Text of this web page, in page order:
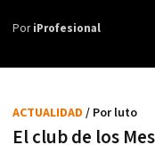
PoriProfesional
El club de los
ACTUALIDAD / Por luto